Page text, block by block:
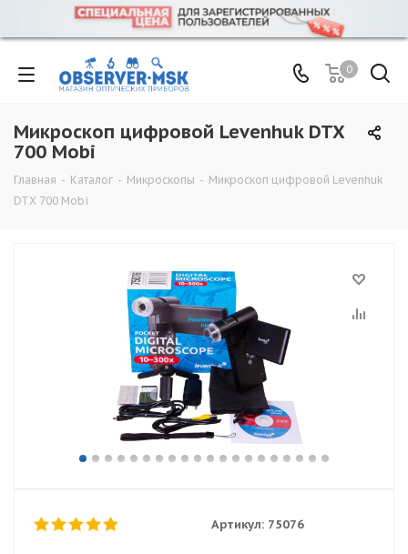
0
Микроскоп цифровой Levenhuk DTX
700 Mobi
Главная - Каталог - Микроскопы - Микроскоп цифровой Levenhuk
DTX 700 Mobi
Артикул: 75076